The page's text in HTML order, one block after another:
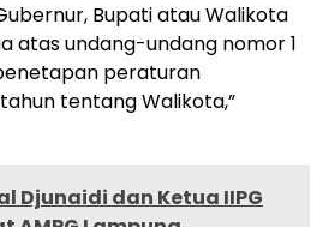
Bupati atau Walikota
atas undang-undang nomor 1
peraturan
tentang Walikota,”
Djunaidi dan Ketua IIPG